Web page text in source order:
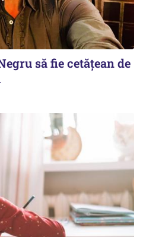
să fie cetățean de